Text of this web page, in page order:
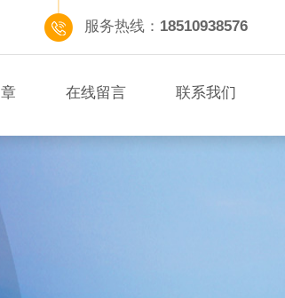
服务热线： 18510938576
在线留言 联系我们